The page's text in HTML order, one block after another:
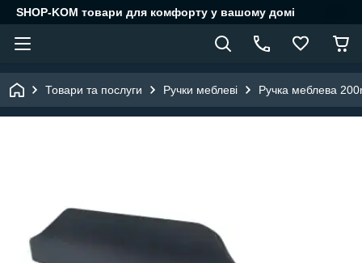
SHOP-KOM товари для комфорту у вашому домі
Товари та послуги Ручки меблеві Ручка меблева